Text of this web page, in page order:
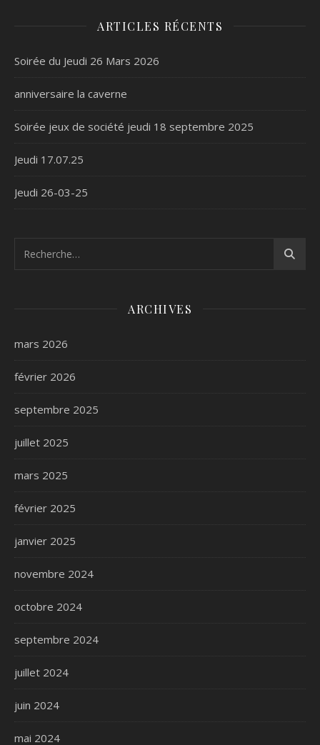
ARTICLES RÉCENTS
Soirée du Jeudi 26 Mars 2026
anniversaire la caverne
Soirée jeux de société jeudi 18 septembre 2025
Jeudi 17.07.25
Jeudi 26-03-25
ARCHIVES
mars 2026
février 2026
septembre 2025
juillet 2025
mars 2025
février 2025
janvier 2025
novembre 2024
octobre 2024
septembre 2024
juillet 2024
juin 2024
mai 2024